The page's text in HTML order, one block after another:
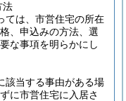
法
ては、市営住宅の所在
、申込みの方法、選
な事項を明らかにし
該当する事由がある場
に市営住宅に入居さ